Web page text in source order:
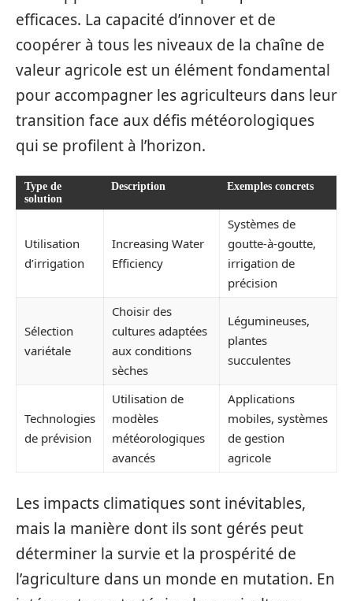
efficaces. La capacité d’innover et de
coopérer à tous les niveaux de la chaîne de
valeur agricole est un élément fondamental
pour accompagner les agriculteurs dans leur
transition face aux défis météorologiques
qui se profilent à l’horizon.
Type de
solution
Description Exemples concrets
Utilisation
d’irrigation
Increasing Water
Efficiency
Systèmes de
goutte-à-goutte,
irrigation de
précision
Sélection
variétale
Choisir des
cultures adaptées
aux conditions
sèches
Légumineuses,
plantes
succulentes
Technologies
de prévision
Utilisation de
modèles
météorologiques
avancés
Applications
mobiles, systèmes
de gestion
agricole
Les impacts climatiques sont inévitables,
mais la manière dont ils sont gérés peut
déterminer la survie et la prospérité de
l’agriculture dans un monde en mutation. En